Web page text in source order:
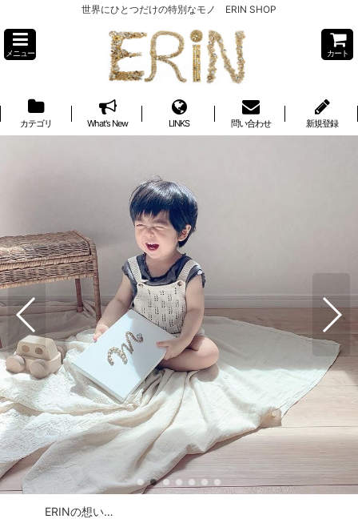
世界にひとつだけの特別なモノ ERIN SHOP
メニュー カート
カテゴリ What's New LINKS 問い合わせ 新規登録
ERINの想い…